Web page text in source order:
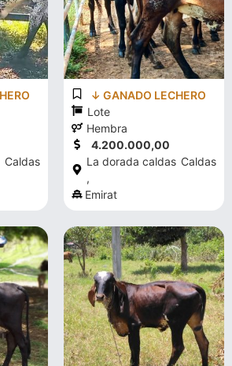
Caldas
↓ GANADO LECHERO
Lote
Hembra
4.200.000,00
La dorada caldas
,
Caldas
Emirat